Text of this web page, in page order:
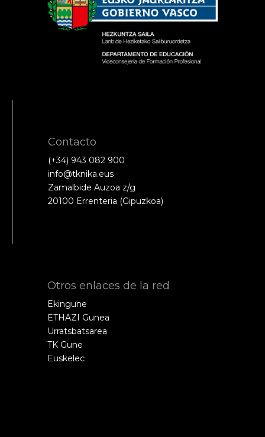
Contacto
(+34) 943 082 900
info@tknika.eus
Zamalbide Auzoa z/g
20100 Errenteria (Gipuzkoa)
Otros enlaces de la red
Ekingune
ETHAZI Gunea
Urratsbatsarea
TK Gune
Euskelec